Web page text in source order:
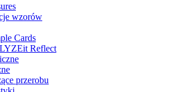
wzorów
Cards
Reflect
przerobu